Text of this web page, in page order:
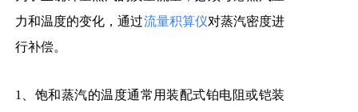
力和温度的变化，通过流量积算仪对蒸汽密度进
行补偿。
1、饱和蒸汽的温度通常用装配式铂电阻或铠装